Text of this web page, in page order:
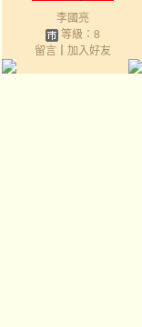
李國亮
等級：8
留言｜ 加入好友